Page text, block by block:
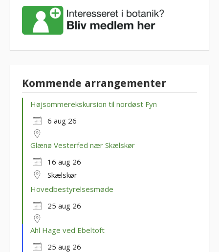
Kommende arrangementer
Højsommerekskursion til nordøst Fyn
6 aug 26
Glænø Vesterfed nær Skælskør
16 aug 26
Skælskør
Hovedbestyrelsesmøde
25 aug 26
Ahl Hage ved Ebeltoft
25 aug 26